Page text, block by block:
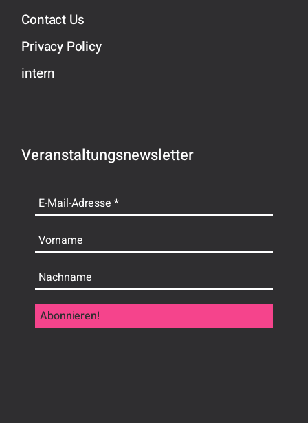
Contact Us
Privacy Policy
intern
Veranstaltungsnewsletter